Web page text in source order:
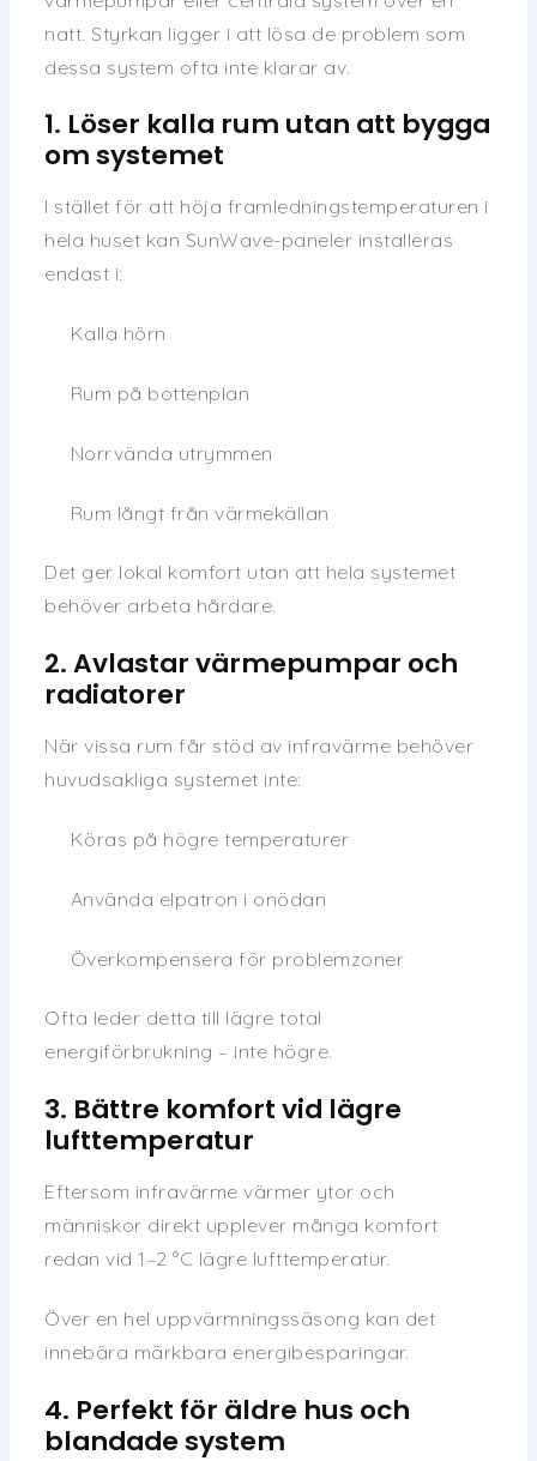
natt. Styrkan ligger i att lösa de problem som
dessa system ofta inte klarar av.
1. Löser kalla rum utan att bygga
om systemet
I stället för att höja framledningstemperaturen i
hela huset kan SunWave-paneler installeras
endast i:
Kalla hörn
Rum på bottenplan
Norrvända utrymmen
Rum långt från värmekällan
Det ger lokal komfort utan att hela systemet
behöver arbeta hårdare.
2. Avlastar värmepumpar och
radiatorer
När vissa rum får stöd av infravärme behöver
huvudsakliga systemet inte:
Köras på högre temperaturer
Använda elpatron i onödan
Överkompensera för problemzoner
Ofta leder detta till lägre total
energiförbrukning – inte högre.
3. Bättre komfort vid lägre
lufttemperatur
Eftersom infravärme värmer ytor och
människor direkt upplever många komfort
redan vid 1–2 °C lägre lufttemperatur.
Över en hel uppvärmningssäsong kan det
innebära märkbara energibesparingar.
4. Perfekt för äldre hus och
blandade system